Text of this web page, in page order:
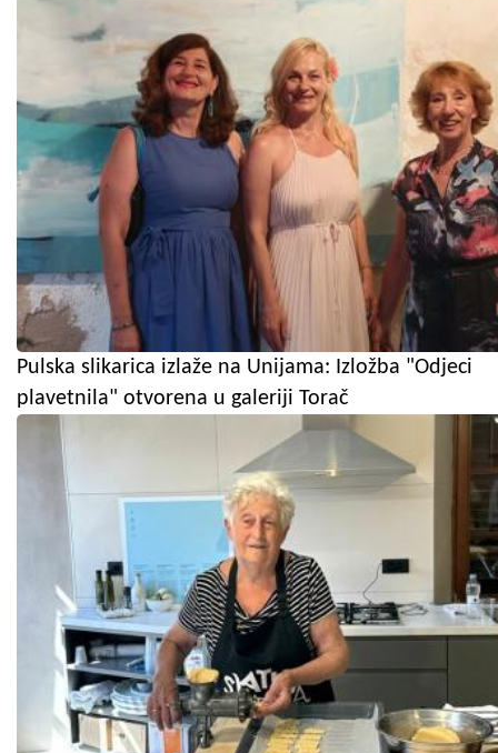
Pulska slikarica izlaže na Unijama: Izložba "Odjeci
plavetnila" otvorena u galeriji Torač